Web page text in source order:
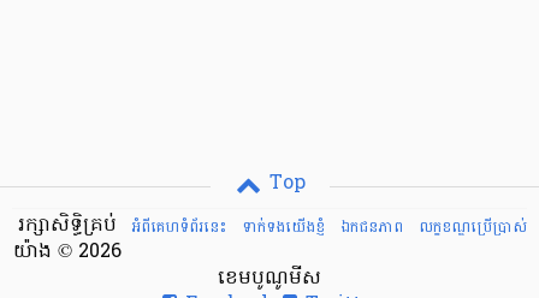
Top
អំពីគេហទំព័រនេះ
ទាក់ទងយើងខ្ញំ ឯកជនភាព លក្ខខណ្ឌ​ប្រើ​ប្រាស់
រក្សាសិទ្ធិគ្រប់
យ៉ាង © 2026
ខេមបូណូមីស